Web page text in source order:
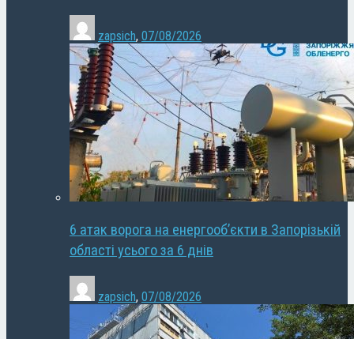
zapsich, 07/08/2026
6 атак ворога на енергооб’єкти в Запорізькій
області усього за 6 днів
zapsich, 07/08/2026